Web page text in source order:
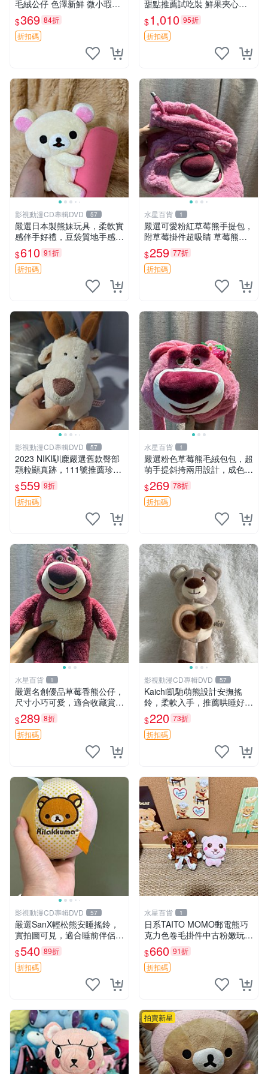
毛絨公仔 色澤新鮮 微小瑕疵
可收藏 中古 安撫熊 條紋公仔
$369 84折
折扣碼
甜點推薦試吃裝 鮮果夾心糖
果，甜蜜滋味享不停 薄荷草
莓 奶油心 60粒 mini小甜心糖
果，水果味夾心零食裝 心形
$1,010 95折
折扣碼
影視動漫CD專輯DVD 57
嚴選日本製熊妹玩具，柔軟實
感伴手好禮，豆袋質地手感
佳，抱枕小熊 recom 推薦 白
色豆袋 玩具
$610 91折
折扣碼
水星百貨 1
嚴選可愛粉紅草莓熊手提包，
附草莓掛件超吸睛 草莓熊手
提包 草莓掛件 可愛portunes
e
$259 77折
折扣碼
影視動漫CD專輯DVD 57
2023 NIKI馴鹿嚴選舊款臀部
顆粒顯真跡，111號推薦珍藏
品 馴鹿 舊款 尾巴顆粒
$559 9折
折扣碼
水星百貨 1
嚴選粉色草莓熊毛絨包包，超
萌手提斜挎兩用設計，成色上
佳容量大 粉紅草莓 毛絨包 超
大容量
$269 78折
折扣碼
水星百貨 1
嚴選名創優品草莓香熊公仔，
尺寸小巧可愛，適合收藏賞玩
30cm 玩具 公仔 草莓熊
$289 8折
折扣碼
影視動漫CD專輯DVD 57
Kaichi凱馳萌熊設計安撫搖
鈴，柔軟入手，推薦哄睡好選
擇 熊公仔 安撫玩具 喂食環
$220 73折
折扣碼
影視動漫CD專輯DVD 57
嚴選SanX輕松熊安睡搖鈴，
實拍圖可見，適合睡前伴侶，
Picks安撫好物 0325 懸吊 電
腦
$540 89折
折扣碼
水星百貨 1
日系TAITO MOMO郵電熊巧
克力色卷毛掛件中古粉嫩玩偶
微瑕推薦 postpet momo 郵
電熊 中古玩偶
$660 91折
折扣碼
拍賣新星